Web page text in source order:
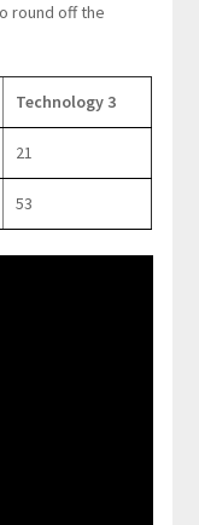
round off the
Technology 3
21
53